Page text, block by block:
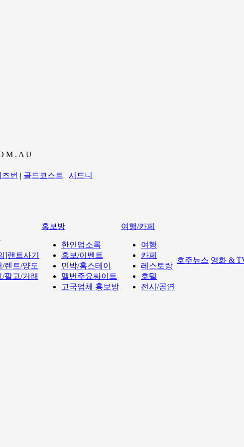
M . A U
즈번 | 골드코스트 | 시드니
]랜트사기
/렌트/양도
/팔고/거래
홍보방
한인업소록
홍보/이벤트
민박/홈스테이
멜번주요싸이트
고국업체 홍보방
여행/카페
여행
카페
레스토랑
호텔
전시/공연
호주뉴스 영화 &